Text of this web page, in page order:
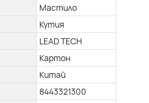
Мастило
Кутия
LEAD TECH
Картон
Китай
8443321300